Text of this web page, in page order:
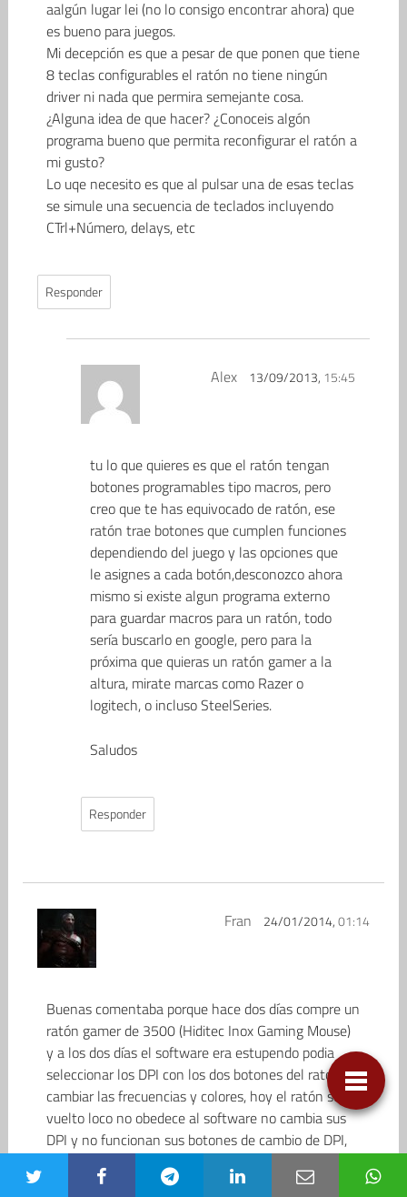
aalgún lugar lei (no lo consigo encontrar ahora) que
es bueno para juegos.
Mi decepción es que a pesar de que ponen que tiene
8 teclas configurables el ratón no tiene ningún
driver ni nada que permira semejante cosa.
¿Alguna idea de que hacer? ¿Conoceis algón
programa bueno que permita reconfigurar el ratón a
mi gusto?
Lo uqe necesito es que al pulsar una de esas teclas
se simule una secuencia de teclados incluyendo
CTrl+Número, delays, etc
Responder
Alex 13/09/2013, 15:45
tu lo que quieres es que el ratón tengan
botones programables tipo macros, pero
creo que te has equivocado de ratón, ese
ratón trae botones que cumplen funciones
dependiendo del juego y las opciones que
le asignes a cada botón,desconozco ahora
mismo si existe algun programa externo
para guardar macros para un ratón, todo
sería buscarlo en google, pero para la
próxima que quieras un ratón gamer a la
altura, mirate marcas como Razer o
logitech, o incluso SteelSeries.
Saludos
Responder
Fran 24/01/2014,01:14
Buenas comentaba porque hace dos días compre un
ratón gamer de 3500 (Hiditec Inox Gaming Mouse)
y a los dos días el software era estupendo podia
seleccionar los DPI con los dos botones del raton y
cambiar las frecuencias y colores, hoy el ratón se a
vuelto loco no obedece al software no cambia sus
DPI y no funcionan sus botones de cambio de DPI,
alguna incompatibilidad y e probado en diferentes